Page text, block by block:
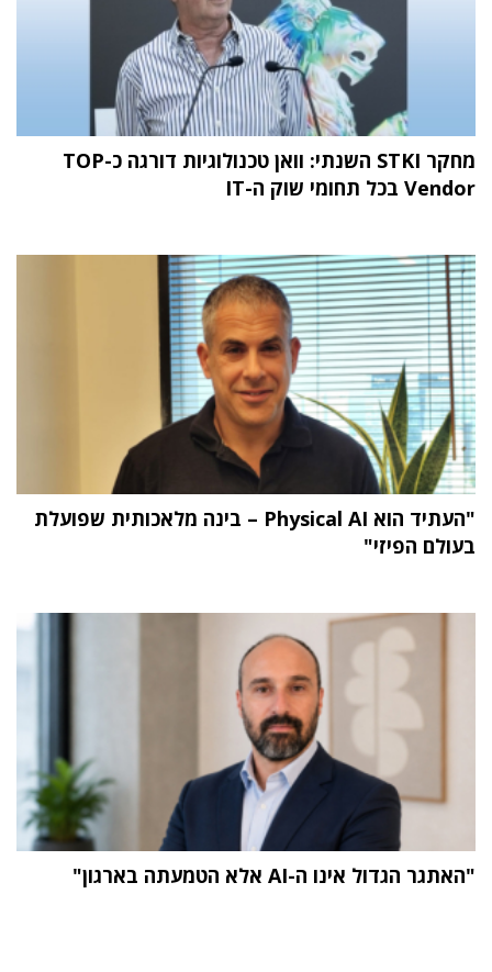
מחקר STKI השנתי: וואן טכנולוגיות דורגה כ-TOP
Vendor בכל תחומי שוק ה-IT
"העתיד הוא Physical AI – בינה מלאכותית שפועלת
בעולם הפיזי"
"האתגר הגדול אינו ה-AI אלא הטמעתה בארגון"